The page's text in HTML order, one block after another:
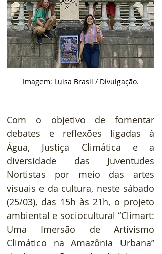
Imagem: Luisa Brasil / Divulgação.
Com o objetivo de fomentar
debates e reflexões ligadas à
Água, Justiça Climática e a
diversidade das Juventudes
Nortistas por meio das artes
visuais e da cultura, neste sábado
(25/03), das 15h às 21h, o projeto
ambiental e sociocultural “Climart:
Uma Imersão de Artivismo
Climático na Amazônia Urbana”